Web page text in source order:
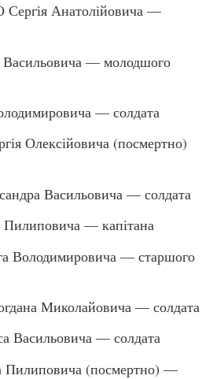
Анатолійовича —
— молодшого
— солдата
Олексійовича (посмертно)
Васильовича — солдата
— капітана
— старшого
Миколайовича — солдата
— солдата
(посмертно) —